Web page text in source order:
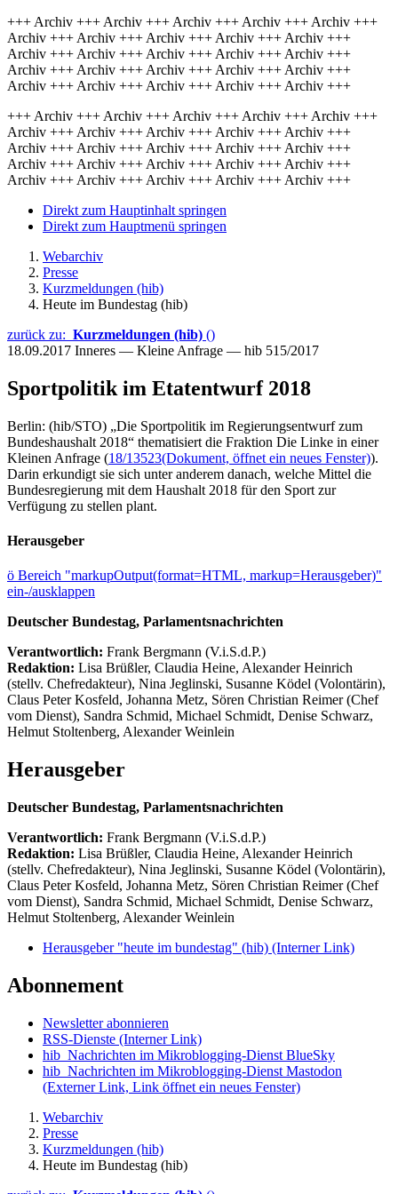
+++ Archiv +++ Archiv +++ Archiv +++ Archiv +++ Archiv +++
Archiv +++ Archiv +++ Archiv +++ Archiv +++ Archiv +++
Archiv +++ Archiv +++ Archiv +++ Archiv +++ Archiv +++
Archiv +++ Archiv +++ Archiv +++ Archiv +++ Archiv +++
Archiv +++ Archiv +++ Archiv +++ Archiv +++ Archiv +++
+++ Archiv +++ Archiv +++ Archiv +++ Archiv +++ Archiv +++
Archiv +++ Archiv +++ Archiv +++ Archiv +++ Archiv +++
Archiv +++ Archiv +++ Archiv +++ Archiv +++ Archiv +++
Archiv +++ Archiv +++ Archiv +++ Archiv +++ Archiv +++
Archiv +++ Archiv +++ Archiv +++ Archiv +++ Archiv +++
Direkt zum Hauptinhalt springen
Direkt zum Hauptmenü springen
Webarchiv
Presse
Kurzmeldungen (hib)
Heute im Bundestag (hib)
zurück zu: Kurzmeldungen (hib) ()
18.09.2017 Inneres — Kleine Anfrage — hib 515/2017
Sportpolitik im Etatentwurf 2018
Berlin: (hib/STO) „Die Sportpolitik im Regierungsentwurf zum
Bundeshaushalt 2018“ thematisiert die Fraktion Die Linke in einer
Kleinen Anfrage (18/13523(Dokument, öffnet ein neues Fenster)).
Darin erkundigt sie sich unter anderem danach, welche Mittel die
Bundesregierung mit dem Haushalt 2018 für den Sport zur
Verfügung zu stellen plant.
Herausgeber
ö Bereich "markupOutput(format=HTML, markup=Herausgeber)"
ein-/ausklappen
Deutscher Bundestag, Parlamentsnachrichten
Verantwortlich: Frank Bergmann (V.i.S.d.P.)
Redaktion: Lisa Brüßler, Claudia Heine, Alexander Heinrich
(stellv. Chefredakteur), Nina Jeglinski, Susanne Ködel (Volontärin),
Claus Peter Kosfeld, Johanna Metz, Sören Christian Reimer (Chef
vom Dienst), Sandra Schmid, Michael Schmidt, Denise Schwarz,
Helmut Stoltenberg, Alexander Weinlein
Herausgeber
Deutscher Bundestag, Parlamentsnachrichten
Verantwortlich: Frank Bergmann (V.i.S.d.P.)
Redaktion: Lisa Brüßler, Claudia Heine, Alexander Heinrich
(stellv. Chefredakteur), Nina Jeglinski, Susanne Ködel (Volontärin),
Claus Peter Kosfeld, Johanna Metz, Sören Christian Reimer (Chef
vom Dienst), Sandra Schmid, Michael Schmidt, Denise Schwarz,
Helmut Stoltenberg, Alexander Weinlein
Herausgeber "heute im bundestag" (hib) (Interner Link)
Abonnement
Newsletter abonnieren
RSS-Dienste (Interner Link)
hib_Nachrichten im Mikroblogging-Dienst BlueSky
hib_Nachrichten im Mikroblogging-Dienst Mastodon
(Externer Link, Link öffnet ein neues Fenster)
Webarchiv
Presse
Kurzmeldungen (hib)
Heute im Bundestag (hib)